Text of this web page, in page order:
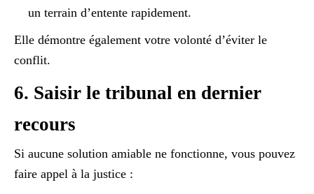
un terrain d’entente rapidement.
Elle démontre également votre volonté d’éviter le
conflit.
6. Saisir le tribunal en dernier
recours
Si aucune solution amiable ne fonctionne, vous pouvez
faire appel à la justice :